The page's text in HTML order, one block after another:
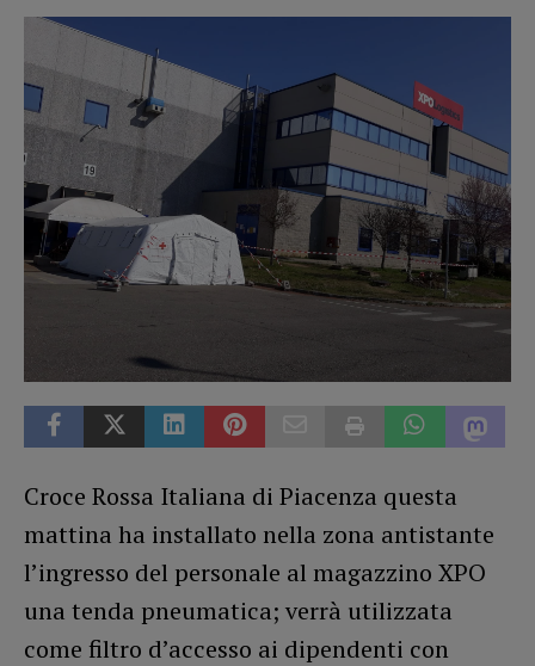
Croce Rossa Italiana di Piacenza questa
mattina ha installato nella zona antistante
l’ingresso del personale al magazzino XPO
una tenda pneumatica; verrà utilizzata
come filtro d’accesso ai dipendenti con